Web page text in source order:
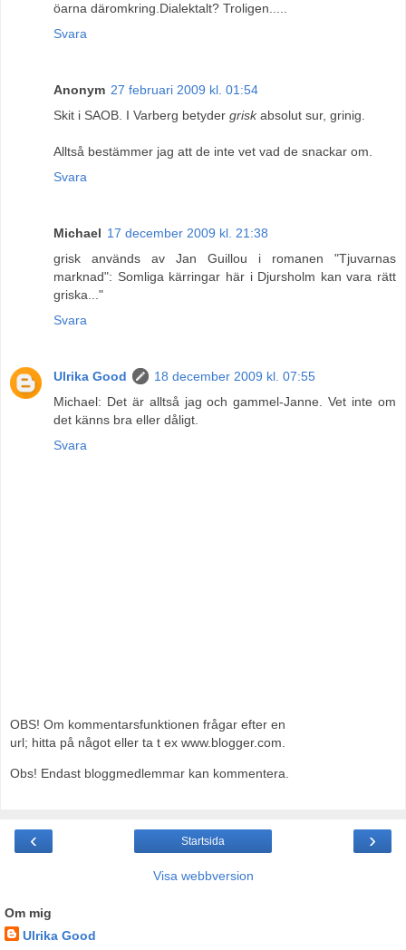
öarna däromkring.Dialektalt? Troligen.....
Svara
Anonym 27 februari 2009 kl. 01:54
Skit i SAOB. I Varberg betyder griskabsolut sur, grinig.
Alltså bestämmer jag att de inte vet vad de snackar om.
Svara
Michael 17 december 2009 kl. 21:38
grisk används av Jan Guillou i romanen "Tjuvarnas
marknad": Somliga kärringar här i Djursholm kan vara rätt
griska..."
Svara
Ulrika Good
18 december 2009 kl. 07:55
Michael: Det är alltså jag och gammel-Janne. Vet inte om
det känns bra eller dåligt.
Svara
OBS! Om kommentarsfunktionen frågar efter en
url; hitta på något eller ta t ex www.blogger.com.
Obs! Endast bloggmedlemmar kan kommentera.
‹ ›
Startsida
Visa webbversion
Om mig
Ulrika Good